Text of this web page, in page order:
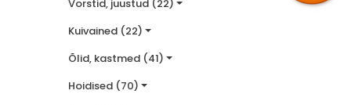
Vorstid, juustud (22)
Kuivained (22)
Õlid, kastmed (41)
Hoidised (70)
Ekstra